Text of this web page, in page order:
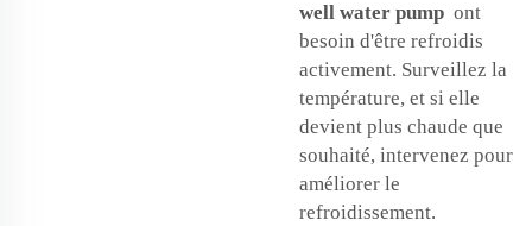
well water pump ont
besoin d'être refroidis
activement. Surveillez la
température, et si elle
devient plus chaude que
souhaité, intervenez pour
améliorer le
refroidissement.